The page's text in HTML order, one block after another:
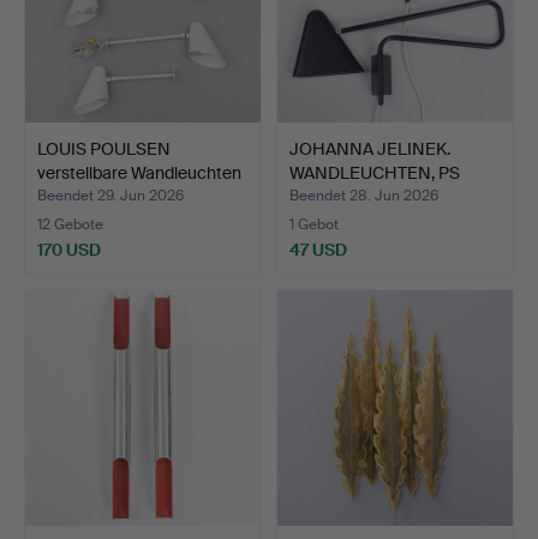
LOUIS POULSEN
verstellbare Wandleuchten
/ …
Beendet 29. Jun 2026
12 Gebote
170 USD
JOHANNA JELINEK.
WANDLEUCHTEN, PS
2012, IK…
Beendet 28. Jun 2026
1 Gebot
47 USD